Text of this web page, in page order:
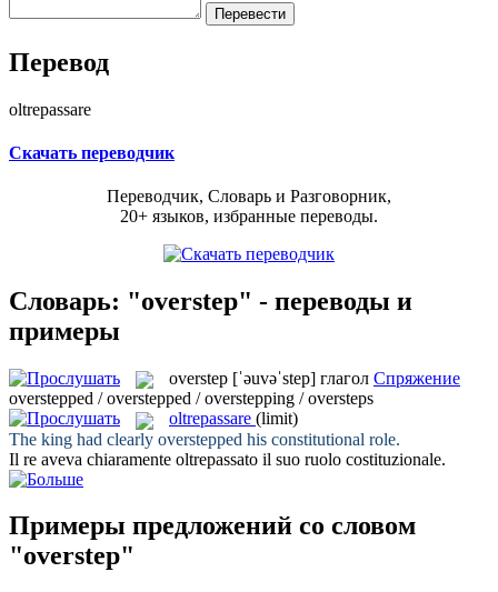
Перевод
oltrepassare
Скачать переводчик
Переводчик, Словарь и Разговорник,
20+ языков, избранные переводы.
Словарь: "overstep" - переводы и
примеры
overstep [ˈəuvəˈstep] глагол Спряжение
overstepped / overstepped / overstepping / oversteps
oltrepassare (limit)
The king had clearly overstepped his constitutional role.
Il re aveva chiaramente oltrepassato il suo ruolo costituzionale.
Примеры предложений со словом
"overstep"